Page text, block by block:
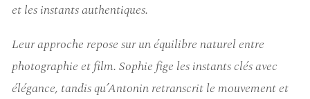
et les instants authentiques.
Leur approche repose sur un équilibre naturel entre
photographie et film. Sophie fige les instants clés avec
élégance, tandis qu’Antonin retranscrit le mouvement et